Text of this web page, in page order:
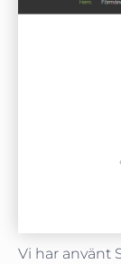
Vi har använt